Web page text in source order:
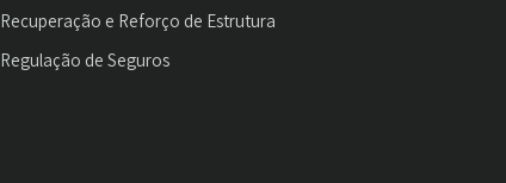
Recuperação e Reforço de Estrutura
Regulação de Seguros